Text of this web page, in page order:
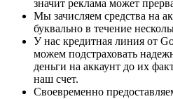
значит реклама может
Мы зачисляем средства на
буквально в течение
У нас кредитная линия от
можем подстраховать
деньги на аккаунт до их
наш счет.
Своевременно